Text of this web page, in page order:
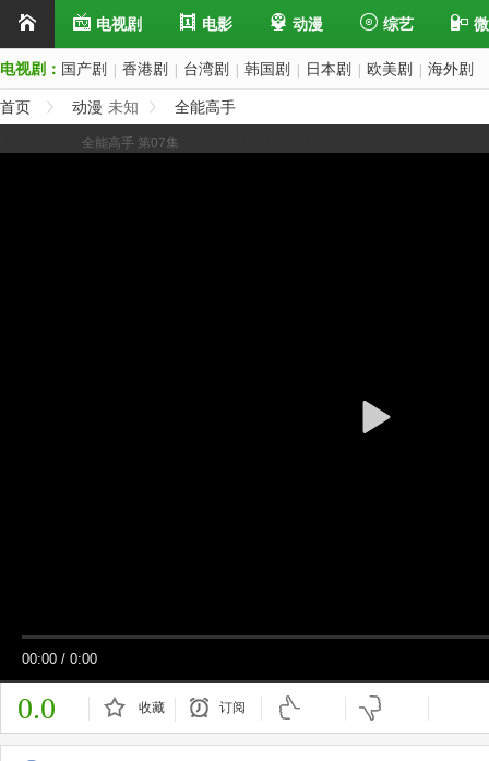
电视剧 电影 动漫 综艺
电视剧： 国产剧 香港剧 台湾剧 韩国剧 日本剧 欧美剧 海外剧
首页 动漫 未知 全能高手
全能高手 第07集
00:00 / 0:00
0.0 收藏 订阅